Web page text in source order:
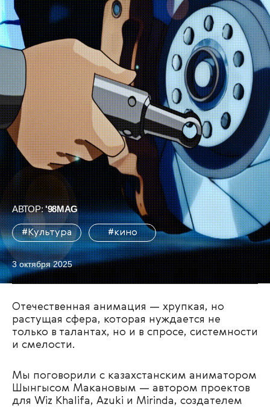
АВТОР:'98MAG
#Культура #кино
3 октября 2025
Отечественная анимация — хрупкая, но
растущая сфера, которая нуждается не
только в талантах, но и в спросе, системности
и смелости.
Мы поговорили с казахстанским аниматором
Шынгысом Макановым — автором проектов
для Wiz Khalifa, Azuki и Mirinda, создателем